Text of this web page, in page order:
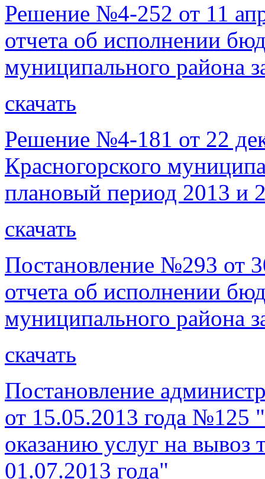
Решение №4-252 от 11
отчета об исполнении
муниципального района
скачать
Решение №4-181 от 22
Красногорского
плановый период 2013 и
скачать
Постановление №293 от
отчета об исполнении
муниципального района
скачать
Постановление
от 15.05.2013 года №125
оказанию услуг на вывоз
01.07.2013 года"